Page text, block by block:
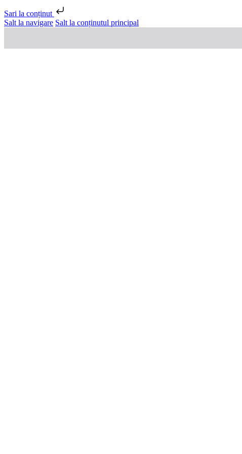
Sari la conținut
Salt la navigare Salt la conținutul principal